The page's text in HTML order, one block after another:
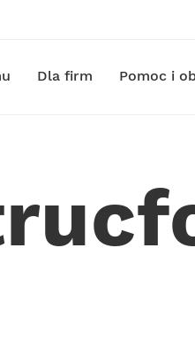
Dla firm Pomoc i